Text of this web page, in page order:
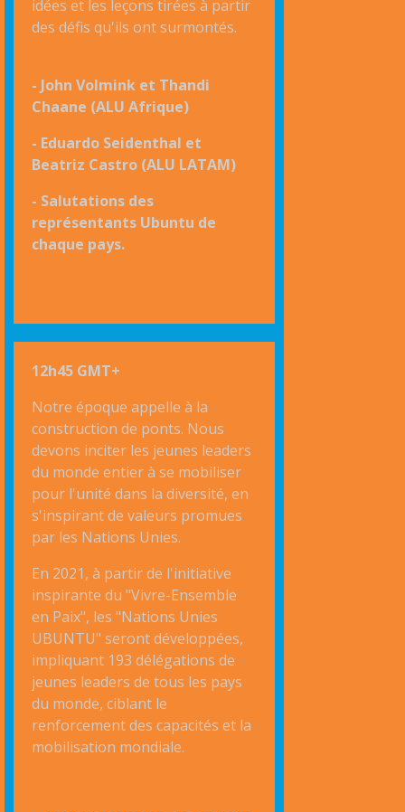
idées et les leçons tirées à partir
des défis qu'ils ont surmontés.
- John Volmink et Thandi
Chaane (ALU Afrique)
- Eduardo Seidenthal et
Beatriz Castro (ALU LATAM)
- Salutations des
représentants Ubuntu de
chaque pays.
12h45 GMT+
Notre époque appelle à la
construction de ponts. Nous
devons inciter les jeunes leaders
du monde entier à se mobiliser
pour l'unité dans la diversité, en
s'inspirant de valeurs promues
par les Nations Unies.
En 2021, à partir de l'initiative
inspirante du "Vivre-Ensemble
en Paix", les "Nations Unies
UBUNTU" seront développées,
impliquant 193 délégations de
jeunes leaders de tous les pays
du monde, ciblant le
renforcement des capacités et la
mobilisation mondiale.